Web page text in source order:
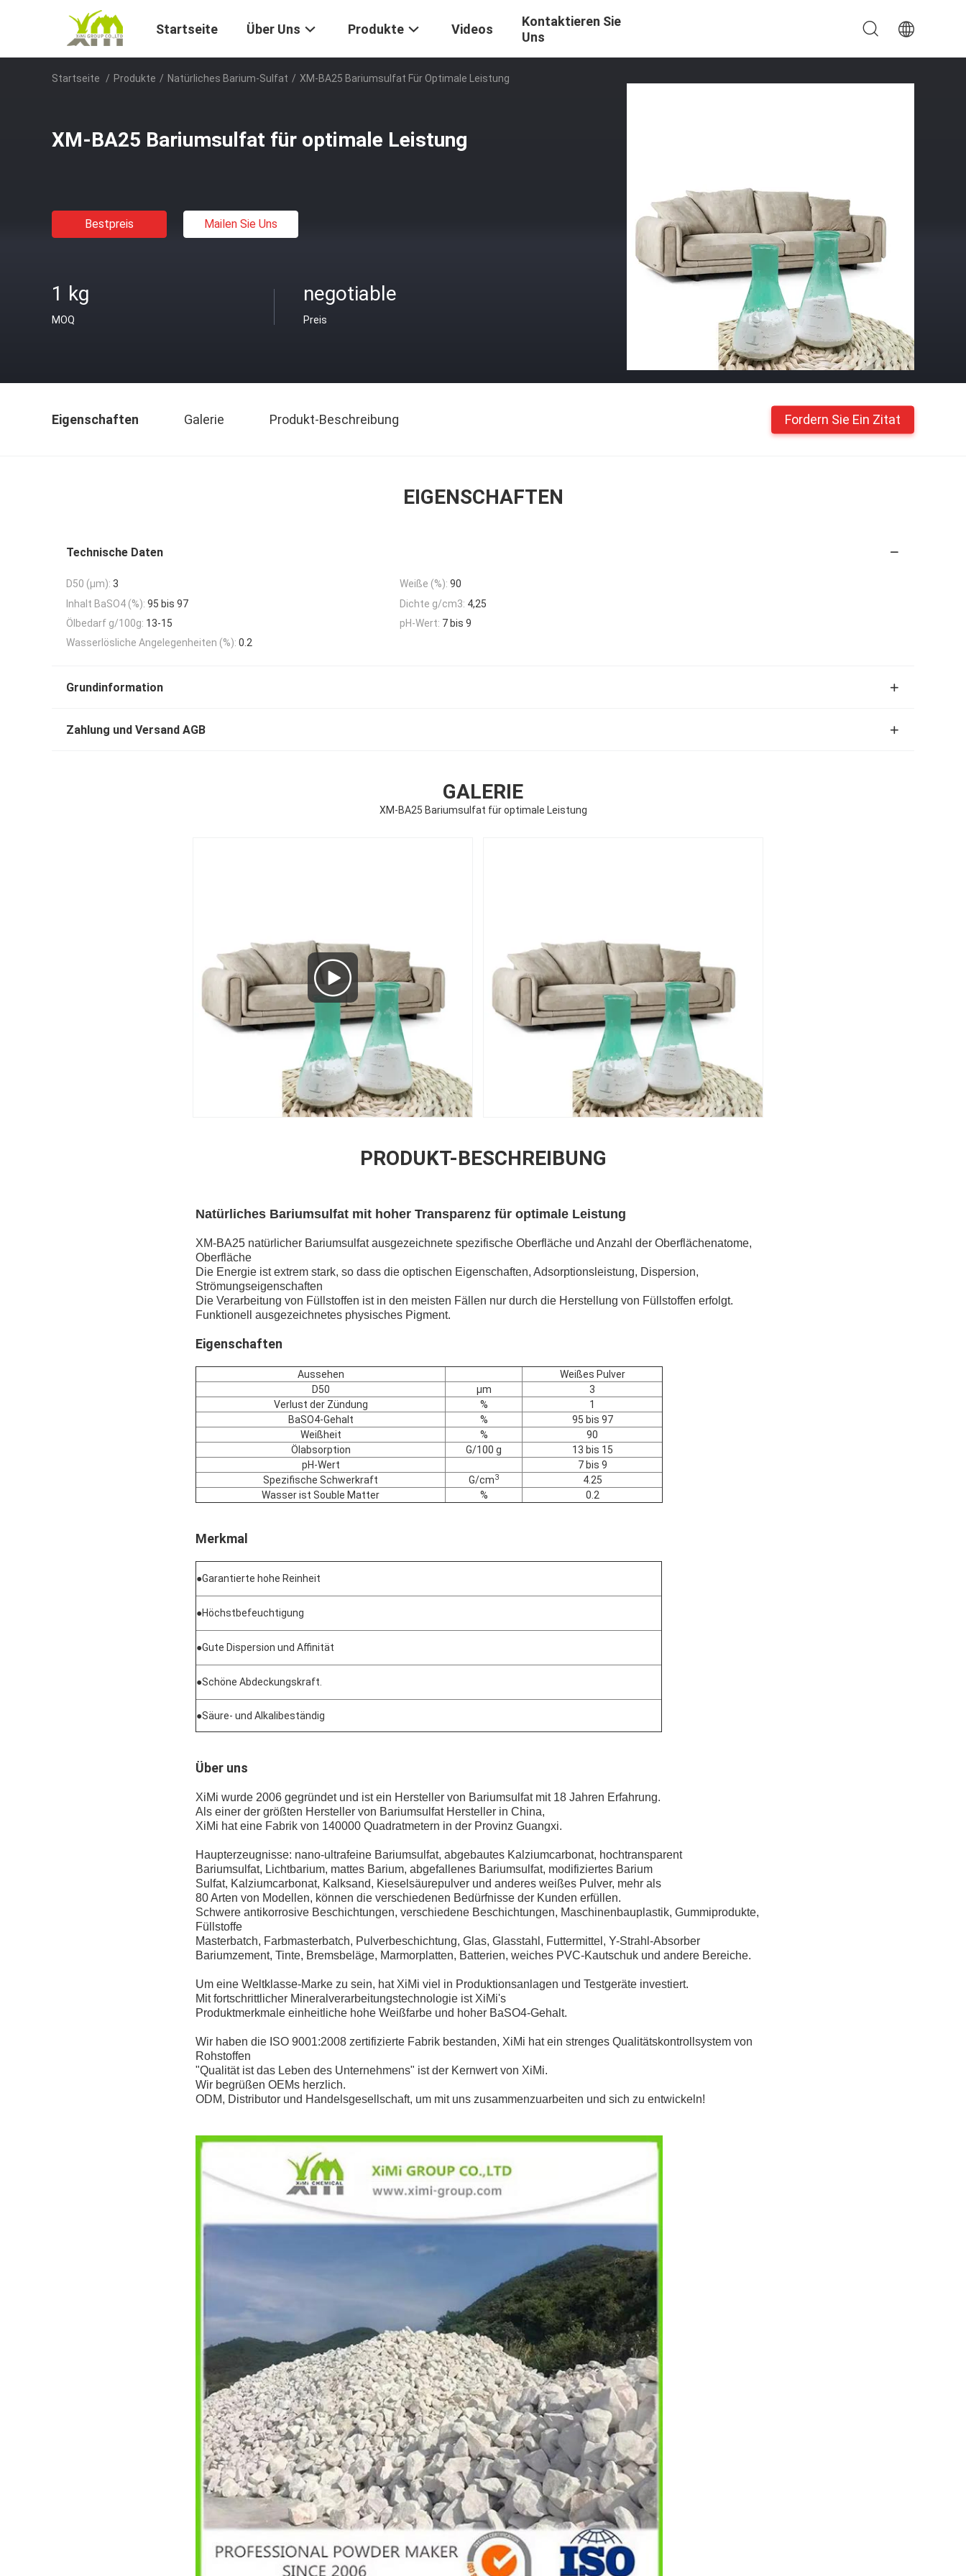
Startseite Über Uns Produkte Videos
Kontaktieren Sie
Uns
Startseite / Produkte / Natürliches Barium-Sulfat / XM-BA25 Bariumsulfat Für Optimale Leistung
XM-BA25 Bariumsulfat für optimale Leistung
Bestpreis Mailen Sie Uns
1 kg
MOQ
negotiable
Preis
Eigenschaften Galerie Produkt-Beschreibung Fordern Sie Ein Zitat
EIGENSCHAFTEN
Technische Daten
D50 (μm): 3 Weiße (%): 90
Inhalt BaSO4 (%): 95 bis 97 Dichte g/cm3: 4,25
Ölbedarf g/100g: 13-15 pH-Wert: 7 bis 9
Wasserlösliche Angelegenheiten (%): 0.2
Grundinformation
Zahlung und Versand AGB
GALERIE
XM-BA25 Bariumsulfat für optimale Leistung
PRODUKT-BESCHREIBUNG
Natürliches Bariumsulfat mit hoher Transparenz für optimale Leistung
XM-BA25 natürlicher Bariumsulfat ausgezeichnete spezifische Oberfläche und Anzahl der Oberflächenatome,
Oberfläche
Die Energie ist extrem stark, so dass die optischen Eigenschaften, Adsorptionsleistung, Dispersion,
Strömungseigenschaften
Die Verarbeitung von Füllstoffen ist in den meisten Fällen nur durch die Herstellung von Füllstoffen erfolgt.
Funktionell ausgezeichnetes physisches Pigment.
Eigenschaften
Aussehen
Weißes Pulver
D50
μm
3
Verlust der Zündung
%
1
BaSO4-Gehalt
%
95 bis 97
Weißheit
%
90
Ölabsorption
G/100 g
13 bis 15
pH-Wert
7 bis 9
Spezifische Schwerkraft
G/cm3
4.25
Wasser ist Souble Matter
% 0.2
Merkmal
●Garantierte hohe Reinheit
●Höchstbefeuchtigung
●Gute Dispersion und Affinität
●Schöne Abdeckungskraft.
●Säure- und Alkalibeständig
Über uns
XiMi wurde 2006 gegründet und ist ein Hersteller von Bariumsulfat mit 18 Jahren Erfahrung.
Als einer der größten Hersteller von Bariumsulfat Hersteller in China,
XiMi hat eine Fabrik von 140000 Quadratmetern in der Provinz Guangxi.
Haupterzeugnisse: nano-ultrafeine Bariumsulfat, abgebautes Kalziumcarbonat, hochtransparent
Bariumsulfat, Lichtbarium, mattes Barium, abgefallenes Bariumsulfat, modifiziertes Barium
Sulfat, Kalziumcarbonat, Kalksand, Kieselsäurepulver und anderes weißes Pulver, mehr als
80 Arten von Modellen, können die verschiedenen Bedürfnisse der Kunden erfüllen.
Schwere antikorrosive Beschichtungen, verschiedene Beschichtungen, Maschinenbauplastik, Gummiprodukte,
Füllstoffe
Masterbatch, Farbmasterbatch, Pulverbeschichtung, Glas, Glasstahl, Futtermittel, Y-Strahl-Absorber
Bariumzement, Tinte, Bremsbeläge, Marmorplatten, Batterien, weiches PVC-Kautschuk und andere Bereiche.
Um eine Weltklasse-Marke zu sein, hat XiMi viel in Produktionsanlagen und Testgeräte investiert.
Mit fortschrittlicher Mineralverarbeitungstechnologie ist XiMi's
Produktmerkmale einheitliche hohe Weißfarbe und hoher BaSO4-Gehalt.
Wir haben die ISO 9001:2008 zertifizierte Fabrik bestanden, XiMi hat ein strenges Qualitätskontrollsystem von
Rohstoffen
"Qualität ist das Leben des Unternehmens" ist der Kernwert von XiMi.
Wir begrüßen OEMs herzlich.
ODM, Distributor und Handelsgesellschaft, um mit uns zusammenzuarbeiten und sich zu entwickeln!